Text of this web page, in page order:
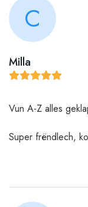
C
Milla
Vun A-Z alles
Super frëndlech,